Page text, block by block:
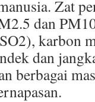
Zat
dan
karbon
dan
berbagai